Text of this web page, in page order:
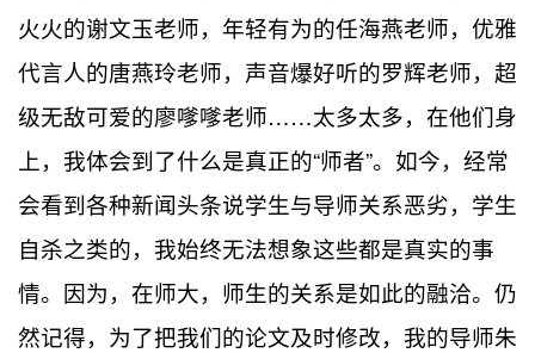
火火的谢文玉老师，年轻有为的任海燕老师，优雅
代言人的唐燕玲老师，声音爆好听的罗辉老师，超
级无敌可爱的廖嗲嗲老师……太多太多，在他们身
上，我体会到了什么是真正的“师者”。如今，经常
会看到各种新闻头条说学生与导师关系恶劣，学生
自杀之类的，我始终无法想象这些都是真实的事
情。因为，在师大，师生的关系是如此的融洽。仍
然记得，为了把我们的论文及时修改，我的导师朱